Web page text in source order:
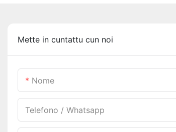
Mette in cuntattu cun noi
Nome
Telefono / Whatsapp